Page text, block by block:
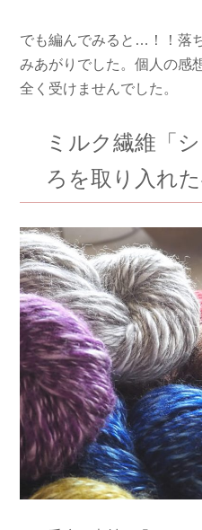
でも編んでみると…！！落
みあがりでした。個人の感
全く受けませんでした。
ミルク繊維「
ろを取り入れ